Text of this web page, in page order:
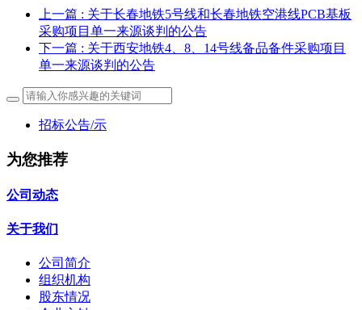
上一篇 : 关于长春地铁5号线和长春地铁空港线PCB基板
采购项目单一来源谈判的公告
下一篇 : 关于西安地铁4、8、14号线备品备件采购项目
单一来源谈判的公告
招标公告/示
为您推荐
公司动态
关于我们
公司简介
组织机构
股东情况